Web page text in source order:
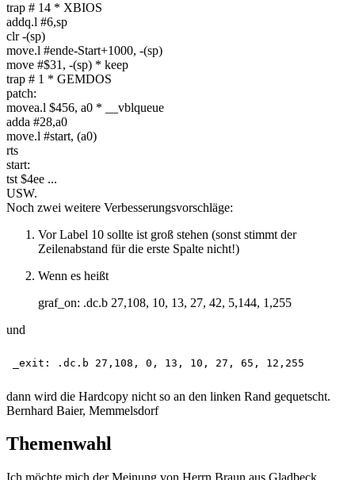
trap # 14 * XBIOS
addq.l #6,sp
clr -(sp)
move.l #ende-Start+1000, -(sp)
move #$31, -(sp) * keep
trap # 1 * GEMDOS
patch:
movea.l $456, a0 * __vblqueue
adda #28,a0
move.l #start, (a0)
rts
start:
tst $4ee ...
USW.
Noch zwei weitere Verbesserungsvorschläge:
Vor Label 10 sollte ist groß stehen (sonst stimmt der
Zeilenabstand für die erste Spalte nicht!)
Wenn es heißt
graf_on: .dc.b 27,108, 10, 13, 27, 42, 5,144, 1,255
und
dann wird die Hardcopy nicht so an den linken Rand gequetscht.
Bernhard Baier, Memmelsdorf
Themenwahl